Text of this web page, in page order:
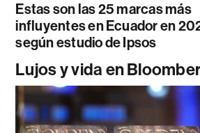
Estas son las 25 marcas más
influyentes en Ecuador en
según estudio de Ipsos
Lujos y vida en